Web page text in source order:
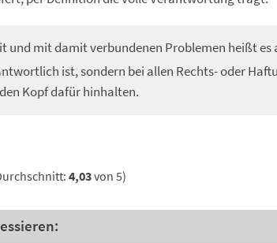
und mit damit verbundenen Problemen heißt es
ist, sondern bei allen Rechts- oder
Kopf dafür hinhalten.
4,03von 5)